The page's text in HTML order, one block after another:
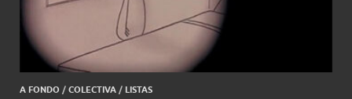
A FONDO / COLECTIVA / LISTAS